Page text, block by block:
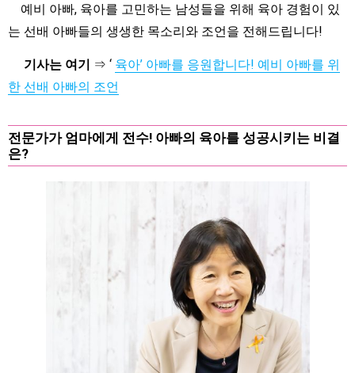
예비 아빠, 육아를 고민하는 남성들을 위해 육아 경험이 있
는 선배 아빠들의 생생한 목소리와 조언을 전해드립니다!
기사는 여기 ⇒ ‘ 육아’ 아빠를 응원합니다! 예비 아빠를 위
한 선배 아빠의 조언
전문가가 엄마에게 전수! 아빠의 육아를 성공시키는 비결
은?